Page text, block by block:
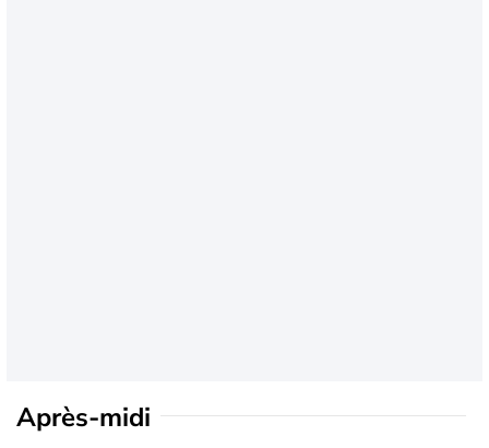
Après-midi